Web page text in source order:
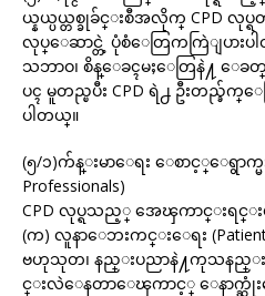
ယ္နယ္ပယ္တစ္ခုခ်င္းစီအလိုက္ CPD လု
လုပ္ေဆာင္တဲ့ ပုံစံေတြကကြဲျပားပ
သဘာဝ၊ စိန္ေခၚမႈေတြနဲ႔ ေ
ပၚ မူတည္ၿပီး CPD ရဲ႕ ဦးတည္
ပါတယ္။
(၅/၁)က်န္းမာေရး ေစာင့္ေရွာက္မႈ
Professionals)
CPD လုပ္ရသည့္ အေၾကာင္းရင္းမ်
(က) လူနာေဘးကင္းေရး (Patient
ဗဟုသုတ၊ နည္းပညာနဲ႔ကုသနည္
င္းလဲေနတာေၾကာင့္ ေနာက္ဆုံ